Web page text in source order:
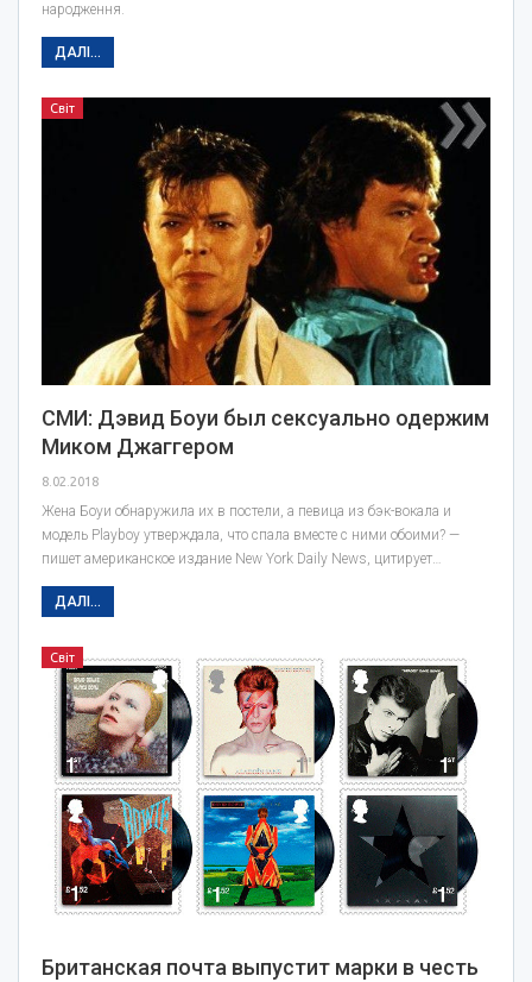
народження.
ДАЛІ...
Світ
СМИ: Дэвид Боуи был сексуально одержим
Миком Джаггером
8.02.2018
Жена Боуи обнаружила их в постели, а певица из бэк-вокала и
модель Playboy утверждала, что спала вместе с ними обоими? —
пишет американское издание New York Daily News, цитирует…
ДАЛІ...
Світ
Британская почта выпустит марки в честь